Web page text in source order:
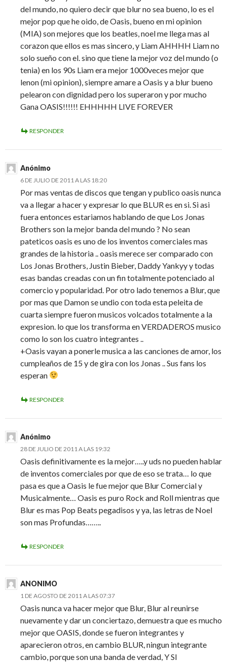
del mundo, no quiero decir que blur no sea bueno, lo es el
mejor pop que he oido, de Oasis, bueno en mi opinion
(MIA) son mejores que los beatles, noel me llega mas al
corazon que ellos es mas sincero, y Liam AHHHH Liam no
solo sueño con el. sino que tiene la mejor voz del mundo (o
tenia) en los 90s Liam era mejor 1000veces mejor que
lenon (mi opinion), siempre amare a Oasis y a blur bueno
pelearon con dignidad pero los superaron y por mucho
Gana OASIS!!!!!! EHHHHH LIVE FOREVER
RESPONDER
Anónimo
6 DE JULIO DE 2011 A LAS 18:20
Por mas ventas de discos que tengan y publico oasis nunca
va a llegar a hacer y expresar lo que BLUR es en si. Si asi
fuera entonces estariamos hablando de que Los Jonas
Brothers son la mejor banda del mundo ? No sean
pateticos oasis es uno de los inventos comerciales mas
grandes de la historia .. oasis merece ser comparado con
Los Jonas Brothers, Justin Bieber, Daddy Yankyy y todas
esas bandas creadas con un fin totalmente potenciado al
comercio y popularidad. Por otro lado tenemos a Blur, que
por mas que Damon se undio con toda esta peleita de
cuarta siempre fueron musicos volcados totalmente a la
expresion. lo que los transforma en VERDADEROS musico
como lo son los cuatro integrantes ..
+Oasis vayan a ponerle musica a las canciones de amor, los
cumpleaños de 15 y de gira con los Jonas .. Sus fans los
esperan
RESPONDER
Anónimo
28 DE JULIO DE 2011 A LAS 19:32
Oasis definitivamente es la mejor…..y uds no pueden hablar
de inventos comerciales por que de eso se trata… lo que
pasa es que a Oasis le fue mejor que Blur Comercial y
Musicalmente… Oasis es puro Rock and Roll mientras que
Blur es mas Pop Beats pegadisos y ya, las letras de Noel
son mas Profundas……..
RESPONDER
ANONIMO
1 DE AGOSTO DE 2011 A LAS 07:37
Oasis nunca va hacer mejor que Blur, Blur al reunirse
nuevamente y dar un conciertazo, demuestra que es mucho
mejor que OASIS, donde se fueron integrantes y
aparecieron otros, en cambio BLUR, ningun integrante
cambio, porque son una banda de verdad, Y SI